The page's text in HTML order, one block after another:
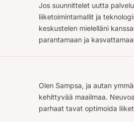
Jos suunnittelet uutta
liiketoimintamallit ja
keskustelen mielelläni
parantamaan ja
Olen Sampsa, ja autan
kehittyvää maailmaa.
parhaat tavat optimoida